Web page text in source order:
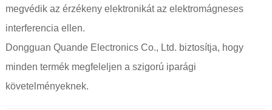
megvédik az érzékeny elektronikát az elektromágneses
interferencia ellen.
Dongguan Quande Electronics Co., Ltd. biztosítja, hogy
minden termék megfeleljen a szigorú iparági
követelményeknek.